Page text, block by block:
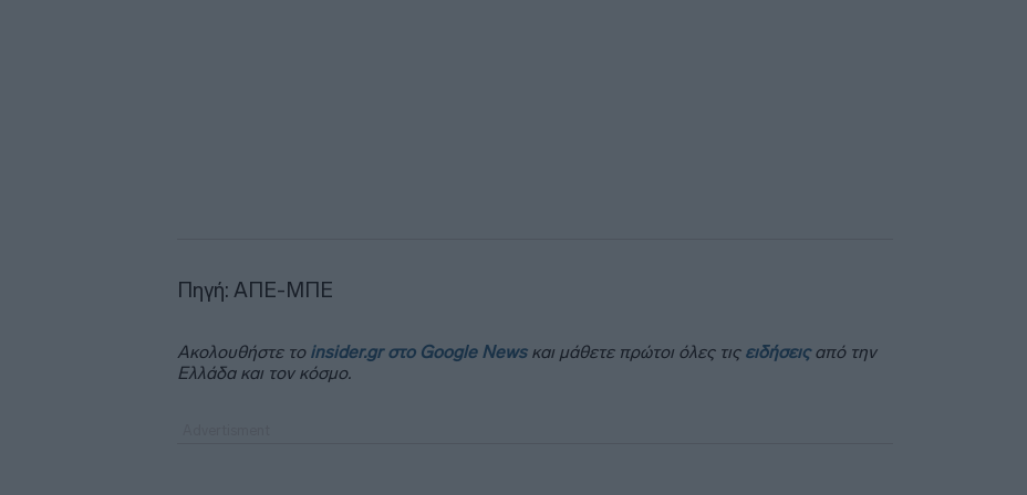
Πηγή: ΑΠΕ-ΜΠΕ
Ακολουθήστε το insider.gr στο Google Newsκαι μάθετε πρώτοι όλες τις ειδήσειςαπό την
Ελλάδα και τον κόσμο.